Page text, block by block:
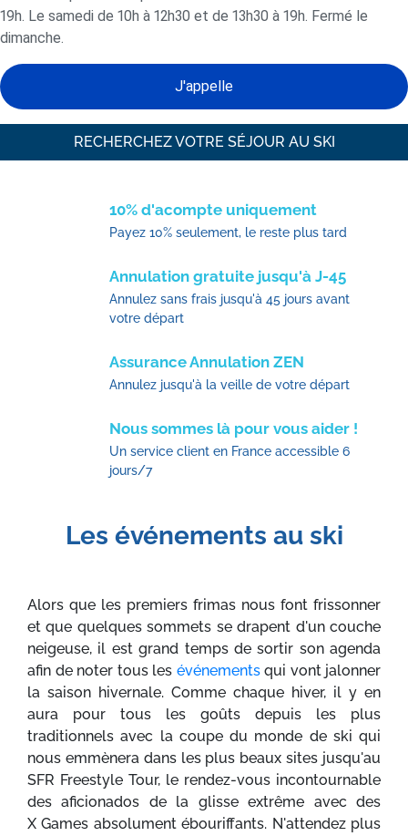
19h. Le samedi de 10h à 12h30 et de 13h30 à 19h. Fermé le
dimanche.
J'appelle
RECHERCHEZ VOTRE SÉJOUR AU SKI
10% d'acompte uniquement
Payez 10% seulement, le reste plus tard
Annulation gratuite jusqu'à J-45
Annulez sans frais jusqu'à 45 jours avant
votre départ
Assurance Annulation ZEN
Annulez jusqu'à la veille de votre départ
Nous sommes là pour vous aider !
Un service client en France accessible 6
jours/7
Les événements au ski
Alors que les premiers frimas nous font frissonner
et que quelques sommets se drapent d'un couche
neigeuse, il est grand temps de sortir son agenda
afin de noter tous les événementsqui vont jalonner
la saison hivernale. Comme chaque hiver, il y en
aura pour tous les goûts depuis les plus
traditionnels avec la coupe du monde de ski qui
nous emmènera dans les plus beaux sites jusqu'au
SFR Freestyle Tour, le rendez-vous incontournable
des aficionados de la glisse extrême avec des
X Games absolument ébouriffants. N'attendez plus